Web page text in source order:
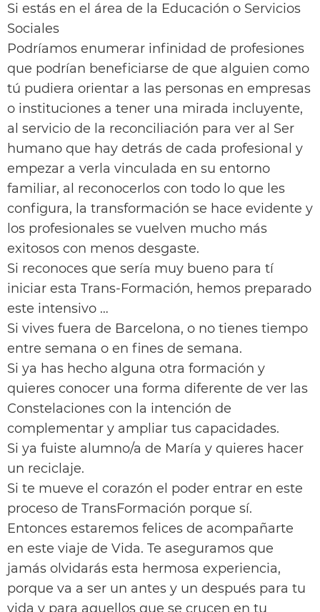
Si estás en el área de la Educación o Servicios
Sociales
Podríamos enumerar infinidad de profesiones
que podrían beneficiarse de que alguien como
tú pudiera orientar a las personas en empresas
o instituciones a tener una mirada incluyente,
al servicio de la reconciliación para ver al Ser
humano que hay detrás de cada profesional y
empezar a verla vinculada en su entorno
familiar, al reconocerlos con todo lo que les
configura, la transformación se hace evidente y
los profesionales se vuelven mucho más
exitosos con menos desgaste.
Si reconoces que sería muy bueno para tí
iniciar esta Trans-Formación, hemos preparado
este intensivo …
Si vives fuera de Barcelona, o no tienes tiempo
entre semana o en fines de semana.
Si ya has hecho alguna otra formación y
quieres conocer una forma diferente de ver las
Constelaciones con la intención de
complementar y ampliar tus capacidades.
Si ya fuiste alumno/a de María y quieres hacer
un reciclaje.
Si te mueve el corazón el poder entrar en este
proceso de TransFormación porque sí.
Entonces estaremos felices de acompañarte
en este viaje de Vida. Te aseguramos que
jamás olvidarás esta hermosa experiencia,
porque va a ser un antes y un después para tu
vida y para aquellos que se crucen en tu